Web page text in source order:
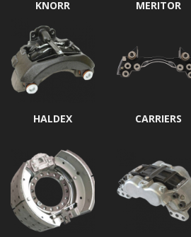
KNORR MERITOR
HALDEX CARRIERS